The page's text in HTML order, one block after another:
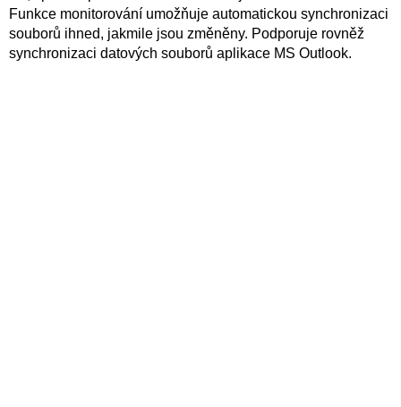
Funkce monitorování umožňuje automatickou synchronizaci
souborů ihned, jakmile jsou změněny. Podporuje rovněž
synchronizaci datových souborů aplikace MS Outlook.